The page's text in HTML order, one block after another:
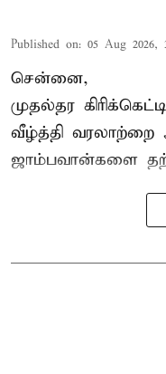
Published on: 05 Aug 2026,
சென்னை,
முதல்தர கிரிக்கெட்
வீழ்த்தி வரலாற்றை
ஜாம்பவான்களை